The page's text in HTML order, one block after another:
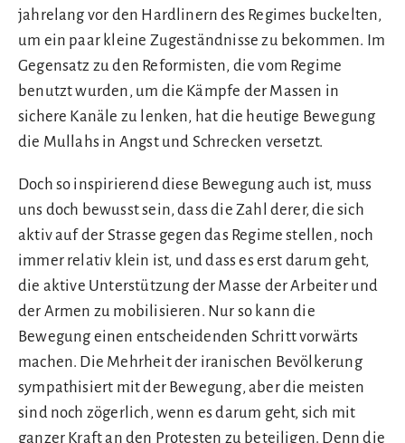
jahrelang vor den Hardlinern des Regimes buckelten,
um ein paar kleine Zugeständnisse zu bekommen. Im
Gegensatz zu den Reformisten, die vom Regime
benutzt wurden, um die Kämpfe der Massen in
sichere Kanäle zu lenken, hat die heutige Bewegung
die Mullahs in Angst und Schrecken versetzt.
Doch so inspirierend diese Bewegung auch ist, muss
uns doch bewusst sein, dass die Zahl derer, die sich
aktiv auf der Strasse gegen das Regime stellen, noch
immer relativ klein ist, und dass es erst darum geht,
die aktive Unterstützung der Masse der Arbeiter und
der Armen zu mobilisieren. Nur so kann die
Bewegung einen entscheidenden Schritt vorwärts
machen. Die Mehrheit der iranischen Bevölkerung
sympathisiert mit der Bewegung, aber die meisten
sind noch zögerlich, wenn es darum geht, sich mit
ganzer Kraft an den Protesten zu beteiligen. Denn die